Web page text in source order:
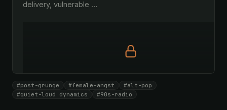
delivery, vulnerable …
Полный промпт доступен по коду
Все 1063 артистов + 🧪 Лаборатория + 50 𝄞 в месяц
#post-grunge #female-angst
#alt-pop
#quiet-loud dynamics
#90s-radio